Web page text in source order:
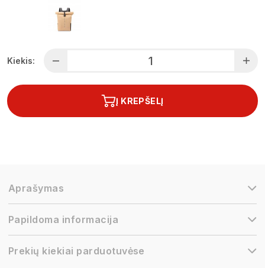
Kiekis:
Į KREPŠELĮ
Aprašymas
Papildoma informacija
Prekių kiekiai parduotuvėse